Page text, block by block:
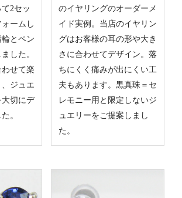
2セッ
ームし
とペン
した。
せて楽
ジュエ
大切にデ
。
のイヤリングのオーダーメ
イド実例。当店のイヤリン
グはお客様の耳の形や大き
さに合わせてデザイン。落
ちにくく痛みが出にくい工
夫もあります。黒真珠＝セ
レモニー用と限定しないジ
ュエリーをご提案しまし
た。